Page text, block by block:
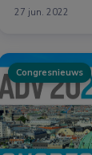
27 jun. 2022
Congresnieuws